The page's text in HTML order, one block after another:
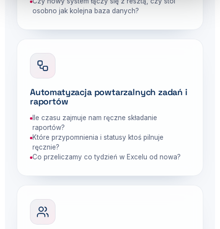
osobno jak kolejna baza danych?
Automatyzacja powtarzalnych zadań i
raportów
Ile czasu zajmuje nam ręczne składanie
raportów?
Które przypomnienia i statusy ktoś pilnuje
ręcznie?
Co przeliczamy co tydzień w Excelu od nowa?